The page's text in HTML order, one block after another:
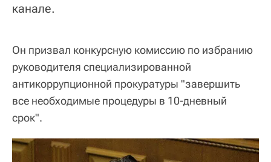
канале.
Он призвал конкурсную комиссию по избранию
руководителя специализированной
антикоррупционной прокуратуры "завершить
все необходимые процедуры в 10-дневный
срок".